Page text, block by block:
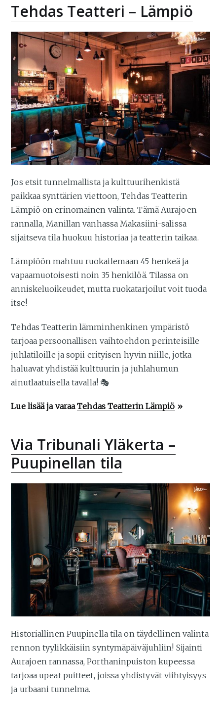
Tehdas Teatteri – Lämpiö
Jos etsit tunnelmallista ja kulttuurihenkistä
paikkaa synttärien viettoon, Tehdas Teatterin
Lämpiö on erinomainen valinta. Tämä Aurajoen
rannalla, Manillan vanhassa Makasiini-salissa
sijaitseva tila huokuu historiaa ja teatterin taikaa.
Lämpiöön mahtuu ruokailemaan 45 henkeä ja
vapaamuotoisesti noin 35 henkilöä. Tilassa on
anniskeluoikeudet, mutta ruokatarjoilut voit tuoda
itse!
Tehdas Teatterin lämminhenkinen ympäristö
tarjoaa persoonallisen vaihtoehdon perinteisille
juhlatiloille ja sopii erityisen hyvin niille, jotka
haluavat yhdistää kulttuurin ja juhlahumun
ainutlaatuisella tavalla! 🎭
Lue lisää ja varaaTehdas Teatterin Lämpiö »
Via Tribunali Yläkerta –
Puupinellan tila
Historiallinen Puupinella tila on täydellinen valinta
rennon tyylikkäisiin syntymäpäiväjuhliin! Sijainti
Aurajoen rannassa, Porthaninpuiston kupeessa
tarjoaa upeat puitteet, joissa yhdistyvät viihtyisyys
ja urbaani tunnelma.